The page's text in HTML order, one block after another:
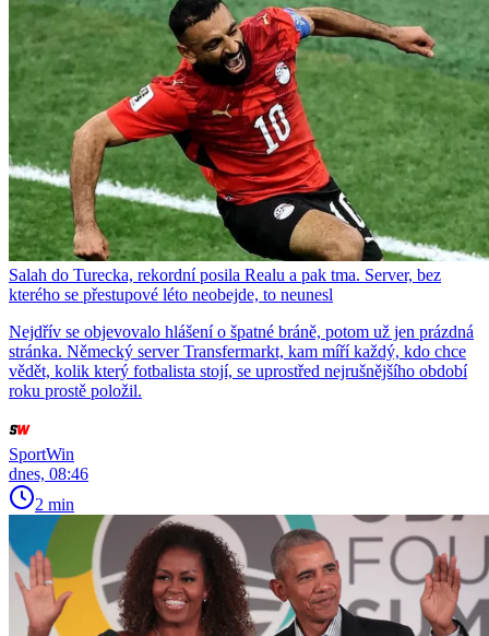
Salah do Turecka, rekordní posila Realu a pak tma. Server, bez
kterého se přestupové léto neobejde, to neunesl
Nejdřív se objevovalo hlášení o špatné bráně, potom už jen prázdná
stránka. Německý server Transfermarkt, kam míří každý, kdo chce
vědět, kolik který fotbalista stojí, se uprostřed nejrušnějšího období
roku prostě položil.
SportWin
dnes, 08:46
2 min